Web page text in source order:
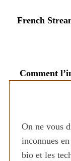
French
Comment
On ne vous
inconnues
bio et les
S
f
o